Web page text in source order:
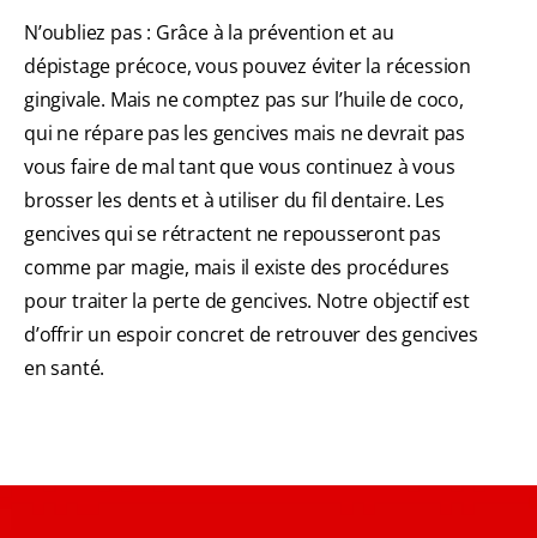
N’oubliez pas : Grâce à la prévention et au
dépistage précoce, vous pouvez éviter la récession
gingivale. Mais ne comptez pas sur l’huile de coco,
qui ne répare pas les gencives mais ne devrait pas
vous faire de mal tant que vous continuez à vous
brosser les dents et à utiliser du fil dentaire. Les
gencives qui se rétractent ne repousseront pas
comme par magie, mais il existe des procédures
pour traiter la perte de gencives. Notre objectif est
d’offrir un espoir concret de retrouver des gencives
en santé.